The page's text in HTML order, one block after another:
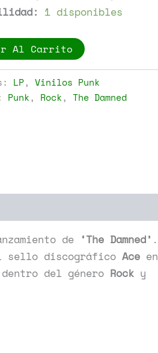
1 disponibles
Al Carrito
LP, Vinilos Punk
Punk, Rock, The Damned
de ‘The Damned’ .
sello discográfico Ace en
del género Rock y